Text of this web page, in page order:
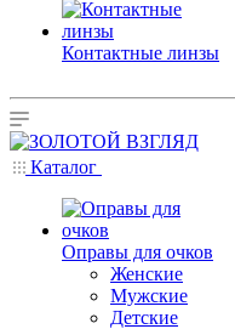
Контактные линзы
Каталог
Оправы для очков
Женские
Мужские
Детские